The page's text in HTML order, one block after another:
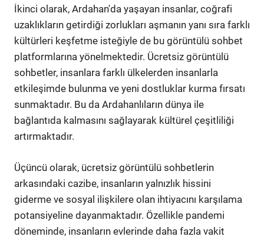
İkinci olarak, Ardahan'da yaşayan insanlar, coğrafi
uzaklıkların getirdiği zorlukları aşmanın yanı sıra farklı
kültürleri keşfetme isteğiyle de bu görüntülü sohbet
platformlarına yönelmektedir. Ücretsiz görüntülü
sohbetler, insanlara farklı ülkelerden insanlarla
etkileşimde bulunma ve yeni dostluklar kurma fırsatı
sunmaktadır. Bu da Ardahanlıların dünya ile
bağlantıda kalmasını sağlayarak kültürel çeşitliliği
artırmaktadır.
Üçüncü olarak, ücretsiz görüntülü sohbetlerin
arkasındaki cazibe, insanların yalnızlık hissini
giderme ve sosyal ilişkilere olan ihtiyacını karşılama
potansiyeline dayanmaktadır. Özellikle pandemi
döneminde, insanların evlerinde daha fazla vakit